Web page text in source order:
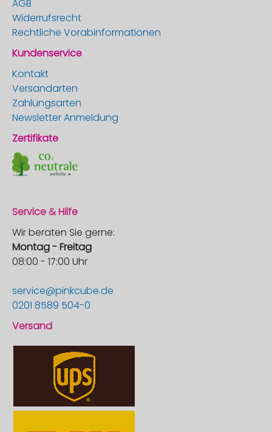
AGB
Widerrufsrecht
Rechtliche Vorabinformationen
Kundenservice
Kontakt
Versandarten
Zahlungsarten
Newsletter Anmeldung
Zertifikate
Service & Hilfe
Wir beraten Sie gerne:
Montag - Freitag
08:00 - 17:00 Uhr
service@pinkcube.de
0201 8589 504-0
Versand